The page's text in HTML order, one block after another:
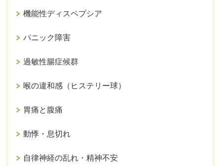
機能性ディスペプシア
パニック障害
過敏性腸症候群
喉の違和感（ヒステリー球）
胃痛と腹痛
動悸・息切れ
自律神経の乱れ・精神不安